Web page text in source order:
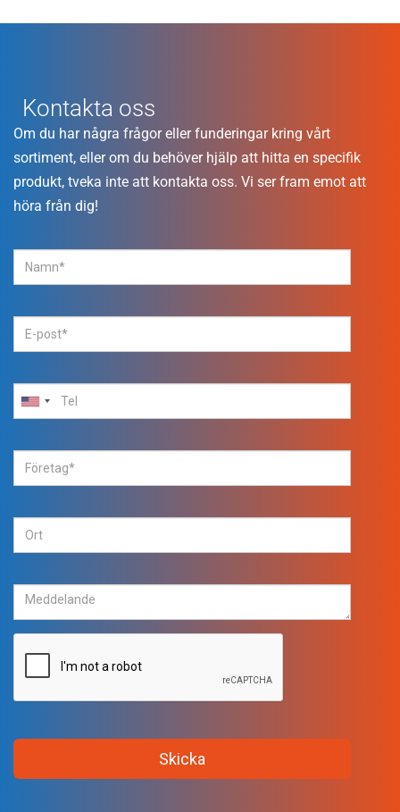
Kontakta oss
Om du har några frågor eller funderingar kring vårt
sortiment, eller om du behöver hjälp att hitta en specifik
produkt, tveka inte att kontakta oss. Vi ser fram emot att
höra från dig!